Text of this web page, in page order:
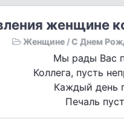
женщине
Женщине/ С Днем
Мы рады Вас
Коллега, пусть
Каждый день
Печаль